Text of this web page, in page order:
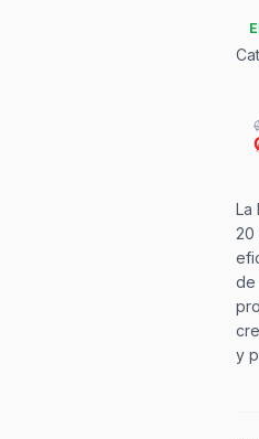
La
20
de
y